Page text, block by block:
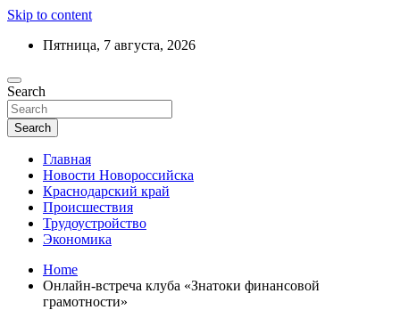
Skip to content
Пятница, 7 августа, 2026
Актуальные новости Новороссийска и
Краснодарского края
Ежедневный дайджест событий региона
Search
Search
Главная
Новости Новороссийска
Краснодарский край
Происшествия
Трудоустройство
Экономика
Home
Онлайн-встреча клуба «Знатоки финансовой
грамотности»